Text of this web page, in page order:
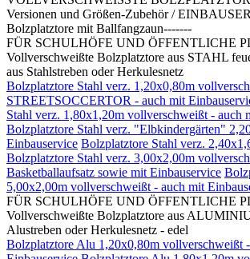
Versionen und Größen-Zubehör /
Bolzplatztore mit Ballfangzaun-------
FÜR SCHULHÖFE UND ÖFFENTLICHE
Vollverschweißte Bolzplatztore aus STAHL
aus Stahlstreben oder Herkulesnetz
Bolzplatztore Stahl verz. 1,20x0,80m
STREETSOCCERTOR - auch mit
Stahl verz. 1,80x1,20m vollverschweißt - auch
Bolzplatztore Stahl verz. "Elbkindergärten"
Einbauservice Bolzplatztore Stahl verz.
Bolzplatztore Stahl verz. 3,00x2,00m
Basketballaufsatz sowie mit Einbauservice
5,00x2,00m vollverschweißt - auch mit
FÜR SCHULHÖFE UND ÖFFENTLICHE
Vollverschweißte Bolzplatztore aus
Alustreben oder Herkulesnetz - edel
Bolzplatztore Alu 1,20x0,80m vollverschweißt